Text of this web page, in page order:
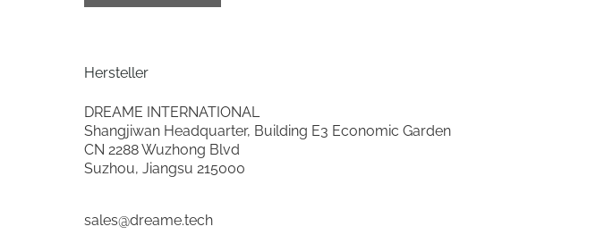
Farben
Gehäuse-Farben
Ausstattung & Technik
Hersteller
DREAME INTERNATIONAL
Shangjiwan Headquarter, Building E3 Economic Garden
CN 2288 Wuzhong Blvd
Suzhou, Jiangsu 215000
sales@dreame.tech